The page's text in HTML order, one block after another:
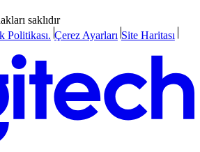
saklıdır
Politikası. Çerez Ayarları Site Haritası